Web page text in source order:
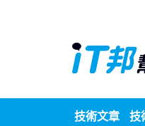
技術文章 技